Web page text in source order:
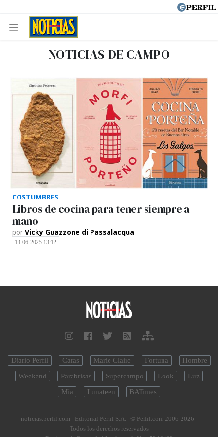
NOTICIAS DE CAMPO
COSTUMBRES
Libros de cocina para tener siempre a
mano
por Vicky Guazzone di Passalacqua
13-06-2025 13:12
Diario Perfil Caras Marie Claire Fortuna
Hombre
Weekend
Parabrisas Supercampo Look
Luz
Mía
Lunateen BATimes
noticias.perfil.com - Editorial Perfil S.A. | © Perfil.com 2006-2026 -
Todos los derechos reservados